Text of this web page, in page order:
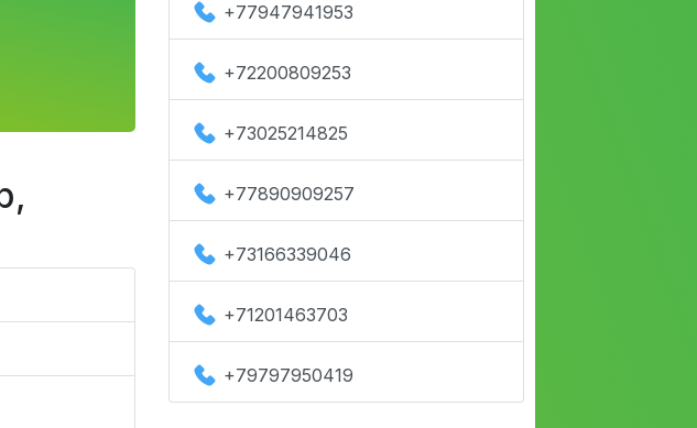
+77947941953
+72200809253
+73025214825
+77890909257
+73166339046
+71201463703
+79797950419